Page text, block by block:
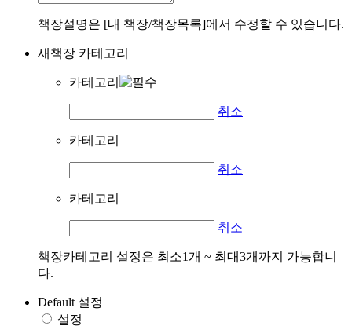
책장설명은 [내 책장/책장목록]에서 수정할 수 있습니다.
새책장 카테고리
카테고리
취소
카테고리
취소
카테고리
취소
책장카테고리 설정은 최소1개 ~ 최대3개까지 가능합니
다.
Default 설정
설정